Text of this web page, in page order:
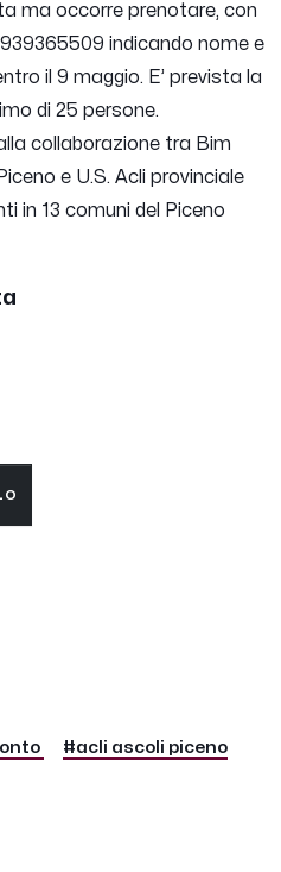
ma occorre prenotare, con
indicando nome e
il 9 maggio. E’ prevista la
di 25 persone.
collaborazione tra Bim
e U.S. Acli provinciale
in 13 comuni del Piceno
#acli ascoli piceno